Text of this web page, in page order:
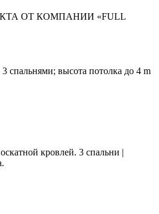
ОТ КОМПАНИИ «FULL
спальнями; высота потолка до 4 m
кровлей. 3 спальни |